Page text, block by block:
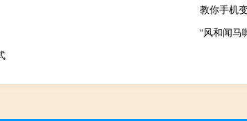
教你手机
“风和闻马